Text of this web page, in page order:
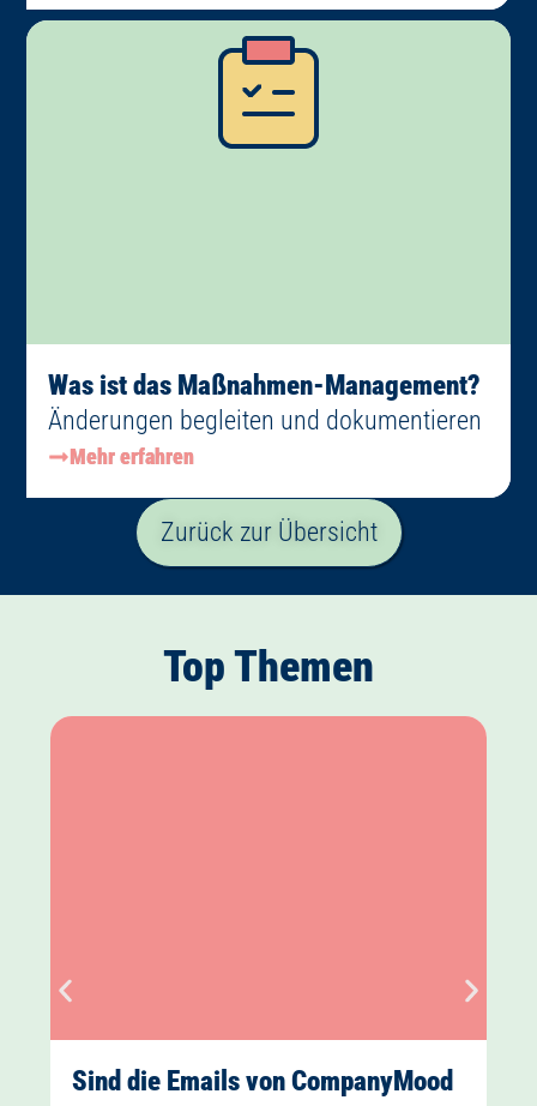
Was ist das Maßnahmen-Management?
Änderungen begleiten und dokumentieren
Mehr erfahren
Zurück zur Übersicht
Top Themen
Sind die Emails von CompanyMood